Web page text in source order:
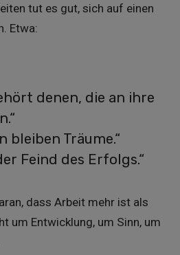
tut es gut, sich auf einen
Etwa:
denen, die an ihre
bleiben Träume.“
Feind des Erfolgs.“
dass Arbeit mehr ist als
um Entwicklung, um Sinn, um